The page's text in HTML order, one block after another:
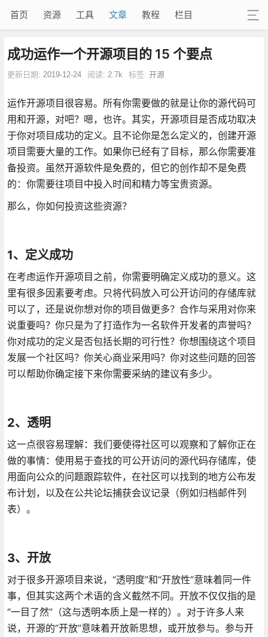
首页 资源 工具 文章 教程 栏目
成功运作一个开源项目的 15 个要点
更新日期: 2019-12-24 阅读: 2.7k 标签: 开源
运作开源项目很容易。所有你需要做的就是让你的源代码可
用和开源，对吧？嗯，也许。其实，开源项目是否成功取决
于你对项目成功的定义。且不论你是怎么定义的，创建开源
项目需要大量的工作。如果你已经有了目标，那么你需要准
备投资。虽然开源软件是免费的，但它的创作却不是免费
的：你需要往项目中投入时间和精力等宝贵资源。
那么，你如何投资这些资源？
1、定义成功
在考虑运作开源项目之前，你需要明确定义成功的意义。这
里有很多因素要考虑。只将代码放入可公开访问的存储库就
可以了，还是说你想对你的项目做更多？合作与采用对你来
说重要吗？你只是为了打造作为一名软件开发者的声誉吗？
你对成功的定义是否包括长期的可行性？你想围绕这个项目
发展一个社区吗？你关心商业采用吗？你对这些问题的回答
可以帮助你确定接下来你需要采纳的建议有多少。
2、透明
这一点很容易理解：我们要使得社区可以观察和了解你正在
做的事情：使用易于查找的可公开访问的源代码存储库，使
用面向公众的问题跟踪软件，在社区可以找到的地方公布发
布计划，以及在公共论坛捕获会议记录（例如归档邮件列
表）。
3、开放
对于很多开源项目来说，“透明度”和“开放性”意味着同一件
事，但其实这两个术语的含义截然不同。开放不仅仅指的是
“一目了然”（这与透明本质上是一样的）。对于许多人来
说，开源的“开放”意味着开放新思想，或开放参与。参与开